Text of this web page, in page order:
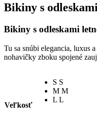
Bikiny s
Bikiny s odleskami
Tu sa snúbi elegancia, luxus
nohavičky zboku spojené
Veľkosť
S S
M M
L L